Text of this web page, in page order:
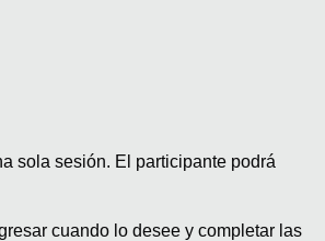
sola sesión. El participante podrá
cuando lo desee y completar las